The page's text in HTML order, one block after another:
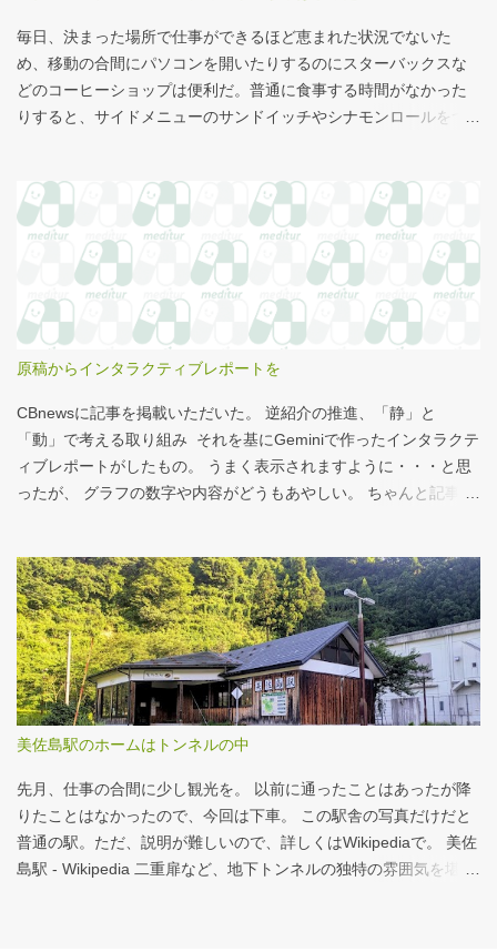
毎日、決まった場所で仕事ができるほど恵まれた状況でないた
め、移動の合間にパソコンを開いたりするのにスターバックスな
どのコーヒーショップは便利だ。普通に食事する時間がなかった
りすると、サイドメニューのサンドイッチやシナモンロールをつ
気になっていた。お腹の肉がだいぶたるんできたのは、こいつの
せいもあるのではないかと。 シナモンロール 556kcal 出所：
http://www.starbucks.co.jp/allergy/pdf/allergen-food.pdf 調べてビ
ビった。これはまずい。下手な食事以上のカロリーだ。 この
556kcalがどのくらいヤバイのか、スターバックス以上に良く行く
マクドナルドで考えてみる。（ちなみにマクドナルドは食事目的
とカロリーがほぼ同じもの（530kcal～580kcal）を次のマクドナ
ルド商品から２つ選んでください ハンバーガー ビッグマック ダブ
ルクォーターパウンダー・チーズ フィレオフィッシュ てりやきマ
ックバーガー マックフライポテト（S) マックフライポテト（M)
マックフライポテト（L) 正解は続きで。
原稿からインタラクティブレポートを
CBnewsに記事を掲載いただいた。 逆紹介の推進、「静」と
「動」で考える取り組み それを基にGeminiで作ったインタラクテ
ィブレポートがしたもの。 うまく表示されますように・・・と思
ったが、 グラフの数字や内容がどうもあやしい。 ちゃんと記事を
みの比較 患者の視点 解決策 なぜ「逆紹介」が重要なのか？ 医師
の働き方改革が進む中、大病院の外来負担軽減は喫緊の課題で
す。その鍵となるのが、地域の診療所へ患者を紹介する「逆紹
介」の推進です。しかし、その取り組みには大きな壁が存在しま
す。このレポートでは、データに基づき現状を分析し、未来への
道筋を探ります。 課題：大病院に集中する「再診」患者 紹介状の
く、外来機能の分化が進んでいない現状がうかがえます。これが
逆紹介推進の大きな背景となっています。 取り組...
美佐島駅のホームはトンネルの中
先月、仕事の合間に少し観光を。 以前に通ったことはあったが降
りたことはなかったので、今回は下車。 この駅舎の写真だけだと
普通の駅。ただ、説明が難しいので、詳しくはWikipediaで。 美佐
島駅 - Wikipedia 二重扉など、地下トンネルの独特の雰囲気を堪